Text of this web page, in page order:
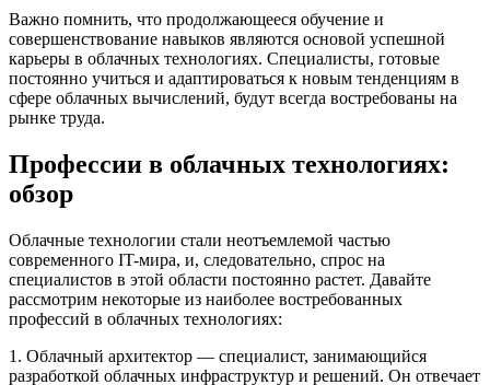
Важно помнить, что продолжающееся обучение и
совершенствование навыков являются основой успешной
карьеры в облачных технологиях. Специалисты, готовые
постоянно учиться и адаптироваться к новым тенденциям в
сфере облачных вычислений, будут всегда востребованы на
рынке труда.
Профессии в облачных технологиях:
обзор
Облачные технологии стали неотъемлемой частью
современного IT-мира, и, следовательно, спрос на
специалистов в этой области постоянно растет. Давайте
рассмотрим некоторые из наиболее востребованных
профессий в облачных технологиях:
1. Облачный архитектор — специалист, занимающийся
разработкой облачных инфраструктур и решений. Он отвечает